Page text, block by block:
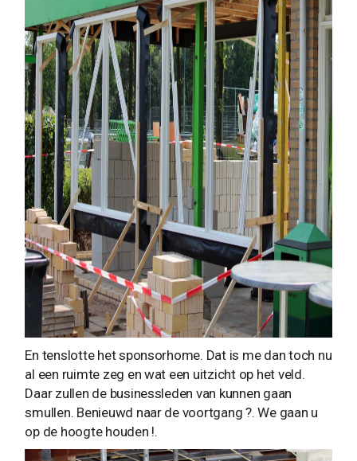
En tenslotte het sponsorhome. Dat is me dan toch nu
al een ruimte zeg en wat een uitzicht op het veld.
Daar zullen de businessleden van kunnen gaan
smullen. Benieuwd naar de voortgang ?. We gaan u
op de hoogte houden !.